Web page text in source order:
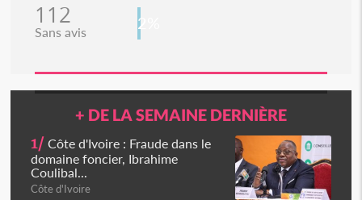
112
Sans avis 2%
+ DE LA SEMAINE DERNIÈRE
1/ Côte d'Ivoire : Fraude dans le
domaine foncier, Ibrahime
Coulibal...
Côte d'Ivoire